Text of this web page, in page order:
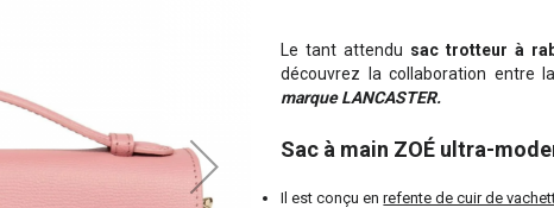
Le tant attendu sac trotteur à
découvrez la collaboration entre
marque LANCASTER.
Sac à main ZOÉ ultra-
Il est conçu enrefente de cuir de